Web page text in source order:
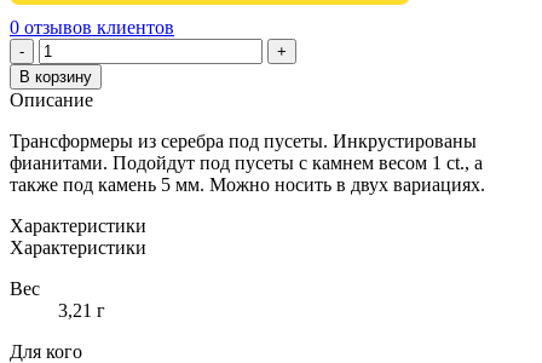
0 отзывов клиентов
-
Количество
товара
ТРАНСФОРМЕРЫ
ИЗ
СЕРЕБРА
ПОД
ПУСЕТЫ
(ПУСЕТЫ
ПРОДАЮТСЯ
ОТДЕЛЬНО)
+
В корзину
Описание
Трансформеры из серебра под пусеты. Инкрустированы
фианитами. Подойдут под пусеты с камнем весом 1 ct., а
также под камень 5 мм. Можно носить в двух вариациях.
Характеристики
Характеристики
Вес
3,21 г
Для кого